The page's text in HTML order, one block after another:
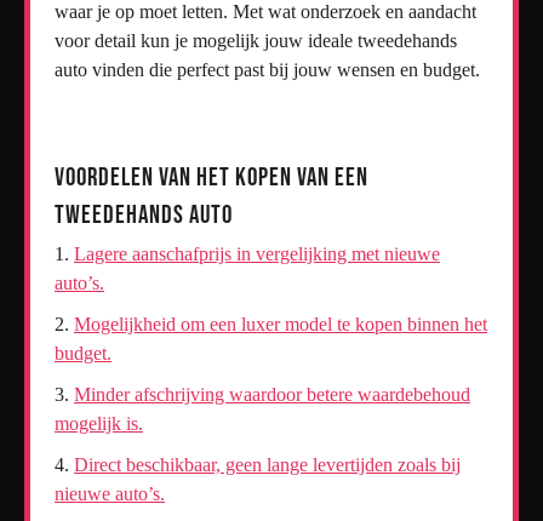
waar je op moet letten. Met wat onderzoek en aandacht
voor detail kun je mogelijk jouw ideale tweedehands
auto vinden die perfect past bij jouw wensen en budget.
Voordelen van het Kopen van een
Tweedehands Auto
Lagere aanschafprijs in vergelijking met nieuwe
auto’s.
Mogelijkheid om een luxer model te kopen binnen het
budget.
Minder afschrijving waardoor betere waardebehoud
mogelijk is.
Direct beschikbaar, geen lange levertijden zoals bij
nieuwe auto’s.